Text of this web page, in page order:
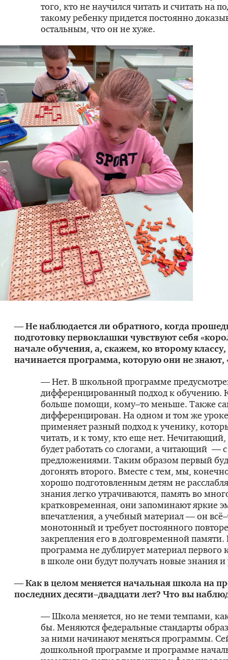
того, кто не научился читать и считать на
такому ребенку придется постоянно
остальным, что он не хуже.
— Не наблюдается ли обратного, когда
подготовку первоклашки чувствуют себя
начале обучения, а, скажем, ко второму классу,
начинается программа, которую они не знают,
— Нет. В школьной программе
дифференцированный подход к обучению.
больше помощи, кому–то меньше. Также
дифференцирован. На одном и том же
применяет разный подход к ученику,
читать, и к тому, кто еще нет.
будет работать со слогами, а читающий — с
предложениями. Таким образом первый
догонять второго. Вместе с тем, мы,
хорошо подготовленным детям не
знания легко утрачиваются, память во
кратковременная, они запоминают яркие
впечатления, а учебный материал — он
монотонный и требует постоянного
закрепления его в долговременной
программа не дублирует материал первого
в школе они будут получать новые знания
— Как в целом меняется начальная школа на
последних десяти–двадцати лет? Что вы
— Школа меняется, но не теми темпами,
бы. Меняются федеральные стандарты
за ними начинают меняться программы.
дошкольной программе и программе